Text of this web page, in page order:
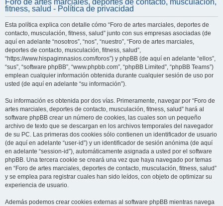
c
Foro de artes marciales, deportes de contacto, musculación,
fitness, salud - Política de privacidad
Esta política explica con detalle cómo “Foro de artes marciales, deportes de
contacto, musculación, fitness, salud” junto con sus empresas asociadas (de
aquí en adelante “nosotros”, “nos”, “nuestro”, “Foro de artes marciales,
deportes de contacto, musculación, fitness, salud”,
“https://www.hispagimnasios.com/foros”) y phpBB (de aquí en adelante “ellos”,
“sus”, “software phpBB”, “www.phpbb.com”, “phpBB Limited”, “phpBB Teams”)
emplean cualquier información obtenida durante cualquier sesión de uso por
usted (de aquí en adelante “su información”).
Su información es obtenida por dos vías. Primeramente, navegar por “Foro de
artes marciales, deportes de contacto, musculación, fitness, salud” hará al
software phpBB crear un número de cookies, las cuales son un pequeño
archivo de texto que se descargan en los archivos temporales del navegador
de su PC. Las primeras dos cookies sólo contienen un identificador de usuario
(de aquí en adelante “user-id”) y un identificador de sesión anónima (de aquí
en adelante “session-id”), automáticamente asignada a usted por el software
phpBB. Una tercera cookie se creará una vez que haya navegado por temas
en “Foro de artes marciales, deportes de contacto, musculación, fitness, salud”
y se emplea para registrar cuales han sido leídos, con objeto de optimizar su
experiencia de usuario.
Además podemos crear cookies externas al software phpBB mientras navega